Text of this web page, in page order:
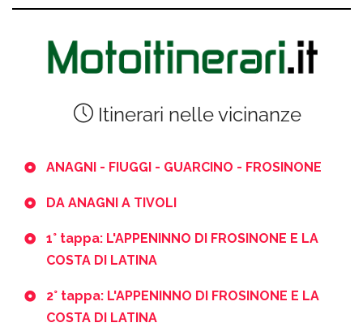
Itinerari nelle vicinanze
ANAGNI - FIUGGI - GUARCINO - FROSINONE
DA ANAGNI A TIVOLI
1° tappa: L'APPENINNO DI FROSINONE E LA
COSTA DI LATINA
2° tappa: L'APPENINNO DI FROSINONE E LA
COSTA DI LATINA